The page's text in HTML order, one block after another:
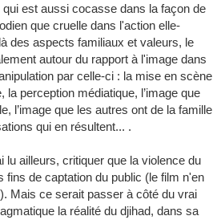
est aussi cocasse dans la façon de
que cruelle dans l'action elle-
des aspects familiaux et valeurs, le
autour du rapport à l'image dans
par celle-ci : la mise en scène
la perception médiatique, l’image que
l’image que les autres ont de la famille
qui en résultent... .
lu ailleurs, critiquer que la violence du
fins de captation du public (le film n'en
Mais ce serait passer à côté du vrai
la réalité du djihad, dans sa